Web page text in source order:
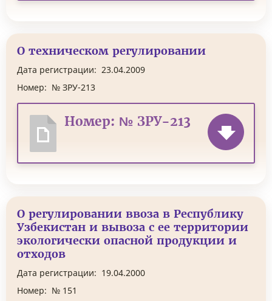
О техническом регулировании
Дата регистрации: 23.04.2009
Номер: № ЗРУ-213
Номер: № ЗРУ-213
О регулировании ввоза в Республику
Узбекистан и вывоза с ее территории
экологически опасной продукции и
отходов
Дата регистрации: 19.04.2000
Номер: № 151